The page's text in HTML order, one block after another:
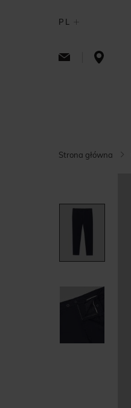
PL
Strona główna